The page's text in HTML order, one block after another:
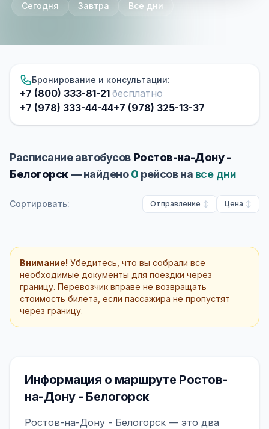
Сегодня Завтра Все дни
Бронирование и консультации:
+7 (800) 333-81-21 бесплатно
+7 (978) 333-44-44+7 (978) 325-13-37
Расписание автобусов Ростов-на-Дону -
Белогорск— найдено0 рейсов на все дни
Сортировать: Отправление Цена
Внимание! Убедитесь, что вы собрали все
необходимые документы для поездки через
границу. Перевозчик вправе не возвращать
стоимость билета, если пассажира не пропустят
через границу.
Информация о маршруте Ростов-
на-Дону - Белогорск
Ростов-на-Дону - Белогорск — это два